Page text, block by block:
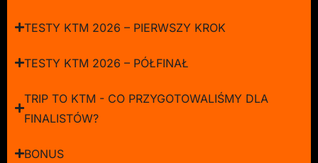
TESTY KTM 2026 – PIERWSZY KROK
TESTY KTM 2026 – PÓŁFINAŁ
TRIP TO KTM - CO PRZYGOTOWALIŚMY DLA
FINALISTÓW?
BONUS